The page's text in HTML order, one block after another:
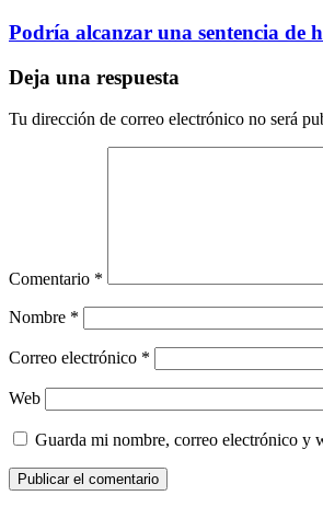
Podría alcanzar una sentencia de
Deja una respuesta
Tu dirección de correo electrónico no será
Comentario *
Nombre *
Correo electrónico *
Web
Guarda mi nombre, correo electrónico y